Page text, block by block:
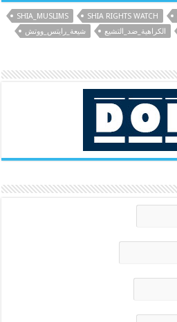
SHIA RIGHTS WATCH
SHIA_MUSLIMS
الكراهية_ضد_التشيع شيعة_رايتس_ووتش